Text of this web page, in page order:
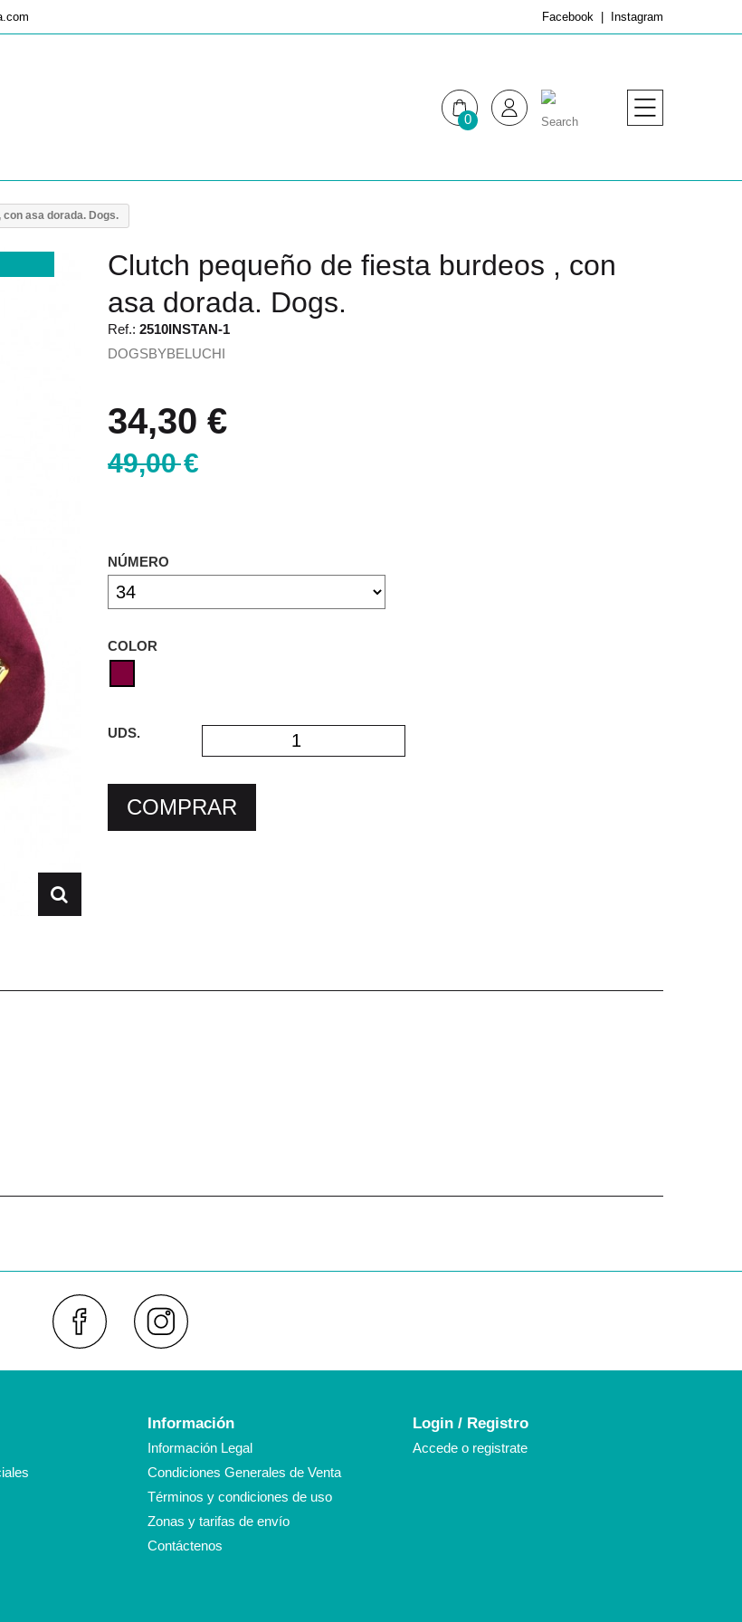
Facebook Instagram
0
asa dorada. Dogs.
Clutch pequeño de fiesta burdeos , con
asa dorada. Dogs.
Ref.: 2510INSTAN-1
DOGSBYBELUCHI
34,30 €
49,00 €
NÚMERO
COLOR
UDS.
COMPRAR
Facebook
Información
Información Legal
Condiciones Generales de Venta
Términos y condiciones de uso
Zonas y tarifas de envío
Contáctenos
Login / Registro
Accede o registrate